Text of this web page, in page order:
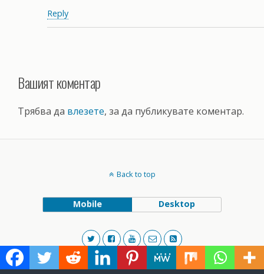
Reply
Вашият коментар
Трябва да влезете, за да публикувате коментар.
Back to top
Mobile Desktop